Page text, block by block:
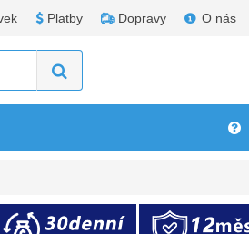
Platby Dopravy O nás